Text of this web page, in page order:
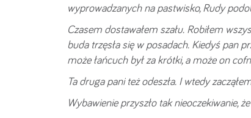
wyprowadzanych na pastwisko, Rudy
Czasem dostawałem szału. Robiłem
buda trzęsła się w posadach. Kiedyś pan
może łańcuch był za krótki, a może on
Ta druga pani też odeszła. I wtedy
Wybawienie przyszło tak nieoczekiwanie,